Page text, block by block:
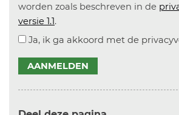
worden zoals beschreven in de
versie 1.1.
Ja, ik ga akkoord met de
AANMELDEN